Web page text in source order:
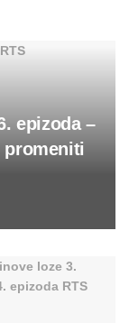
epizoda –